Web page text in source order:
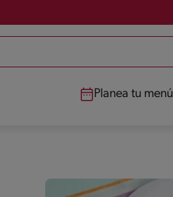
Planea tu menú